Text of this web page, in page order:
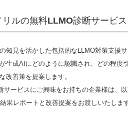
ルの無料LLMO診断サービス
知見を活かした包括的なLLMO対策支援
生成AIにどのように認識され、どの程
改善策を提案します。
サービスにご興味をお持ちの企業様は、
果レポートと改善提案をお渡しいたします